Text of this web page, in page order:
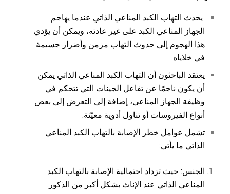
يحدث التهاب الكبد المناعي الذاتي عندما يهاجم
الجهاز المناعي الكبد على غير عادته، ويمكن أن يؤدي
هذا الهجوم إلى حدوث التهاب مزمن وأضرار جسيمة
في خلاياه.
يعتقد الباحثون أن التهاب الكبد المناعي الذاتي يمكن
أن يكون ناجمًا عن تفاعل الجينات التي تتحكم في
وظيفة الجهاز المناعي، إضافة إلى التعرض إلى بعض
أنواع الفيروسات أو تناول أدوية معيّنة.
تشمل عوامل خطر الإصابة بالتهاب الكبد المناعي
الذاتي ما يأتي:
الجنس: حيث تزداد احتمالية الإصابة بالتهاب الكبد
المناعي الذاتي عند الإناث بشكل أكبر من الذكور.